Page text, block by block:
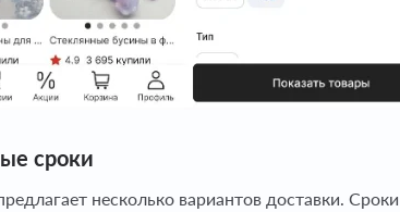
сроки
несколько вариантов доставки.